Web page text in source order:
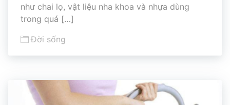
như chai lọ, vật liệu nha khoa và nhựa dùng
trong quá […]
Đời sống